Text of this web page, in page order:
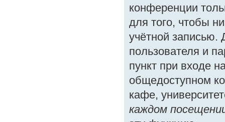
конференции
для того, чтобы
учётной записью.
пользователя и
пункт при входе
общедоступном
кафе,
каждом